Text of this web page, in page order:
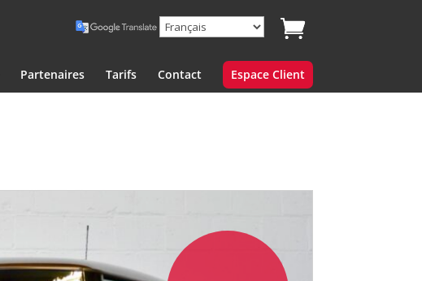
Partenaires Tarifs Contact Espace Client